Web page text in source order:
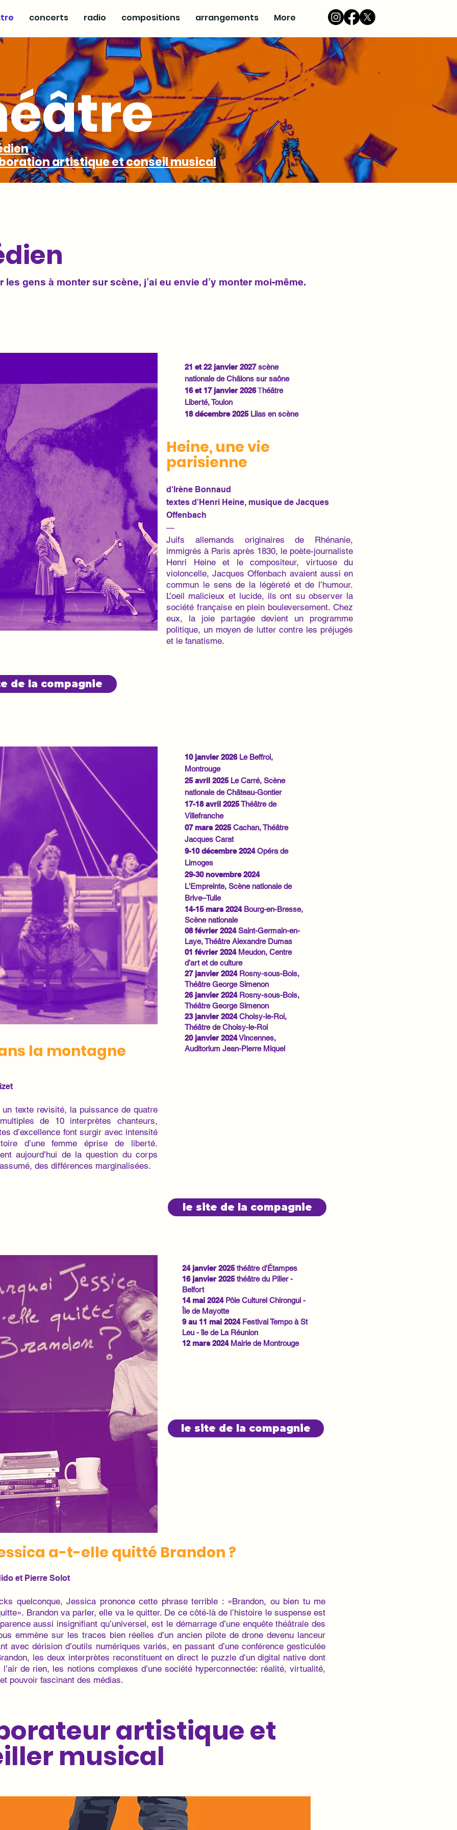
concerts radio compositions arrangements More
artistique et conseil musical
les gens à monter sur scène, j’ai eu envie d’y monter moi-même.
21 et 22 janvier 2027scène
nationale de Châlons sur saône
16 et 17 janvier 2026Théâtre
Liberté, Toulon
18 décembre 2025 Lilas en scène
Heine, une vie
parisienne
d'Irène Bonnaud
textes d'Henri Heine, musique de Jacques
Offenbach
—
Juifs allemands originaires de Rhénanie,
immigrés à Paris après 1830, le poète-journaliste
Henri Heine et le compositeur, virtuose du
violoncelle, Jacques Offenbach avaient aussi en
commun le sens de la légèreté et de l’humour.
L’oeil malicieux et lucide, ils ont su observer la
société française en plein bouleversement. Chez
eux, la joie partagée devient un programme
politique, un moyen de lutter contre les préjugés
et le fanatisme.
de la compagnie
la montagne
texte revisité, la puissance de quatre
de 10 interprètes chanteurs,
d’excellence font surgir avec intensité
d’une femme éprise de liberté.
aujourd’hui de la question du corps
des différences marginalisées.
10 janvier 2026 Le Beffroi,
Montrouge
25 avril 2025 Le Carré, Scène
nationale de Château-Gontier
17-18 avril 2025Théâtre de
Villefranche
07 mars 2025 Cachan, Théâtre
Jacques Carat
9-10 décembre 2024 Opéra de
Limoges
29-30 novembre 2024
L'Empreinte, Scène nationale de
Brive–Tulle
14-15 mars 2024 Bourg-en-Bresse,
Scène nationale
08 février 2024Saint-Germain-en-
Laye, Théâtre Alexandre Dumas
01 février 2024Meudon, Centre
d’art et de culture
27 janvier 2024 Rosny-sous-Bois,
Théâtre George Simenon
26 janvier 2024 Rosny-sous-Bois,
Théâtre George Simenon
23 janvier 2024Choisy-le-Roi,
Théâtre de Choisy-le-Roi
20 janvier 2024Vincennes,
Auditorium Jean-Pierre Miquel
le site de la compagnie
24 janvier2025théâtre d'Étampes
16 janvier 2025théâtre du Pilier -
Belfort
14 mai 2024Pôle Culturel Chirongui -
Île de Mayotte
9 au 11 mai 2024 Festival Tempo à St
Leu - île de La Réunion
12 mars 2024 Mairie de Montrouge
le site de la compagnie
a-t-elle quitté Brandon ?
et Pierre Solot
quelconque, Jessica prononce cette phrase terrible : «Brandon, ou bien tu me
Brandon va parler, elle va le quitter. De ce côté-là de l’histoire le suspense est
aussi insignifiant qu’universel, est le démarrage d’une enquête théâtrale des
em­mène sur les traces bien réelles d’un ancien pilote de drone devenu lanceur
avec dérision d’ou­tils numériques variés, en passant d’une conférence ges­ticulée
les deux interprètes reconstituent en direct le puzzle d’un digital native dont
de rien, les notions complexes d’une société hyperconnectée: réalité, virtualité,
pouvoir fascinant des médias.
artistique et
musical